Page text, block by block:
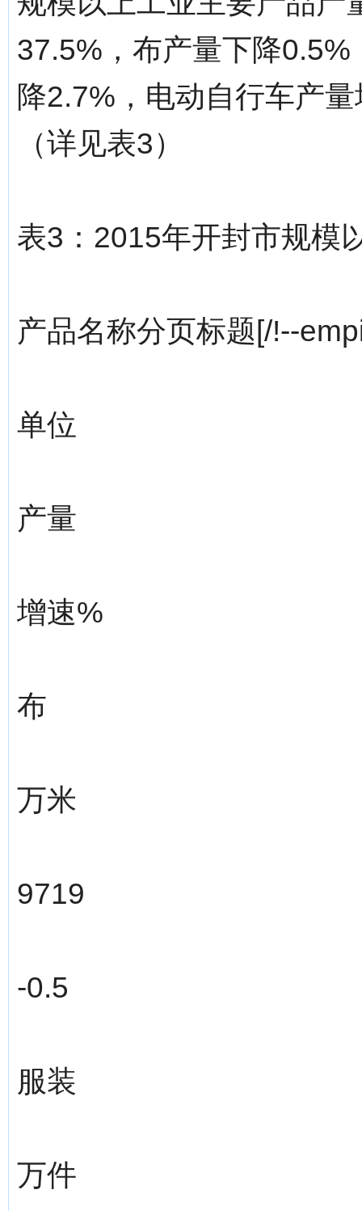
37.5%，布产量下降
降2.7%，电动自行车产
（详见表3）
表3：2015年开封市规模
产品名称分页标题[/!--
单位
产量
增速%
布
万米
9719
-0.5
服装
万件